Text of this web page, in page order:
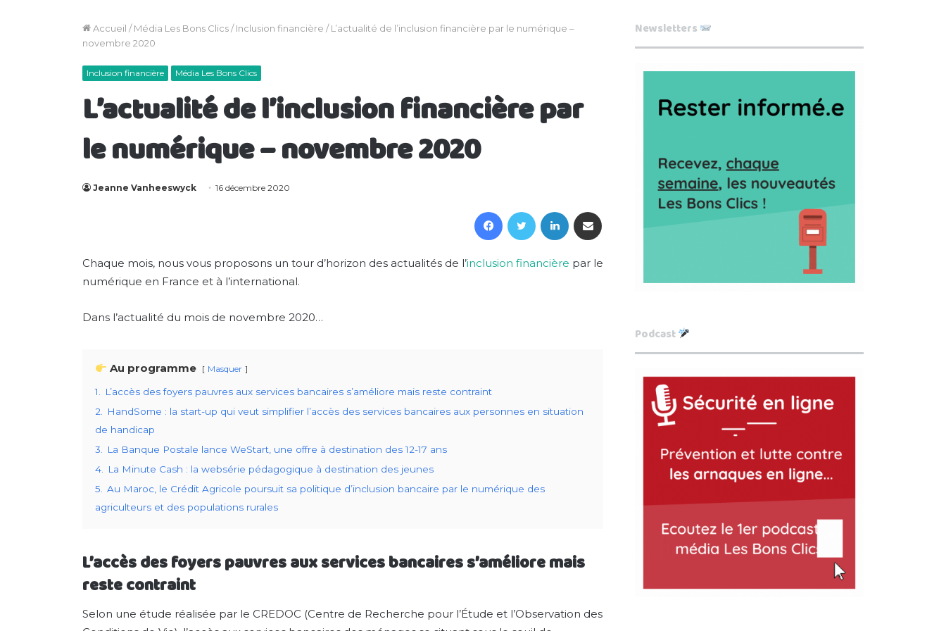
Accueil / Média Les Bons Clics/ Inclusion financière / L’actualité de l’inclusion financière par le numérique –
novembre 2020
Inclusion financière Média Les Bons Clics
L’actualité de l’inclusion financière par
le numérique – novembre 2020
Jeanne Vanheeswyck 16 décembre 2020
FacebookTwitter Linkedin
Chaque mois, nous vous proposons un tour d’horizon des actualités de l’inclusion financière par le
numérique en France et à l’international.
Dans l’actualité du mois de novembre 2020…
Au programme Masquer
1.
L’accès des foyers pauvres aux services bancaires s’améliore mais reste contraint
2.
HandSome : la start-up qui veut simplifier l’accès des services bancaires aux personnes en situation
de handicap
3.
La Banque Postale lance WeStart, une offre à destination des 12-17 ans
4.
La Minute Cash : la websérie pédagogique à destination des jeunes
5.
Au Maroc, le Crédit Agricole poursuit sa politique d’inclusion bancaire par le numérique des
agriculteurs et des populations rurales
L’accès des foyers pauvres aux services bancaires s’améliore mais
reste contraint
Selon une étude réalisée par le CREDOC (Centre de Recherche pour l’Étude et l’Observation des
Newsletters
Podcast